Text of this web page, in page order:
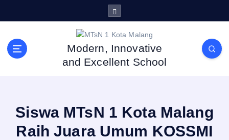
Modern, Innovative
and Excellent School
Siswa MTsN 1 Kota Malang
Raih Juara Umum KOSSMI